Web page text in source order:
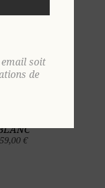
59,00 €
email soit
de